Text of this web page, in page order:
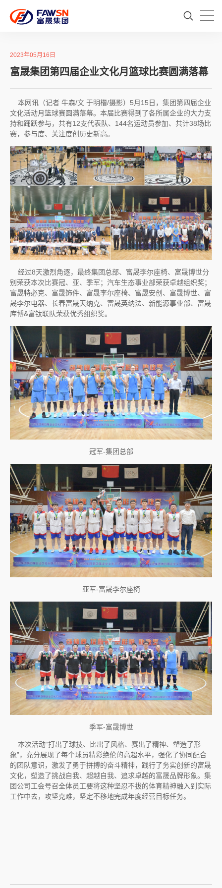
2023年05月16日
富晟集团第四届企业文化月篮球比赛圆满落幕
本网讯（记者 牛森/文 于明楷/摄影）5月15日，集团第四届企业
文化活动月篮球赛圆满落幕。本届比赛得到了各所属企业的大力支
持和踊跃参与，共有12支代表队、144名运动员参加、共计38场比
赛，参与度、关注度创历史新高。
经过8天激烈角逐，最终集团总部、富晟李尔座椅、富晟博世分
别荣获本次比赛冠、亚、季军；汽车生态事业部荣获卓越组织奖；
富晟特必克、富晟饰件、富晟李尔座椅、富晟安创、富晟博世、富
晟李尔电器、长春富晟天纳克、富晟英纳法、新能源事业部、富晟
库博&富钛联队荣获优秀组织奖。
冠军-集团总部
亚军-富晟李尔座椅
季军-富晟博世
本次活动“打出了球技、比出了风格、赛出了精神、塑造了形
象”，充分展现了每个球员精彩绝伦的高超水平，强化了协同配合
的团队意识，激发了勇于拼搏的奋斗精神，践行了务实创新的富晟
文化，塑造了挑战自我、超越自我、追求卓越的富晟品牌形象。集
团公司工会号召全体员工要将这种坚忍不拔的体育精神融入到实际
工作中去，攻坚克难，坚定不移地完成年度经营目标任务。